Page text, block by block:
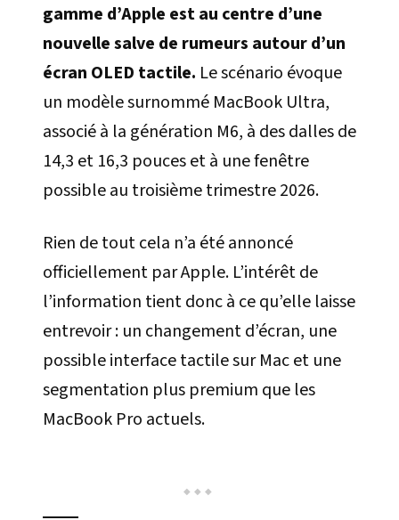
gamme d’Apple est au centre d’une
nouvelle salve de rumeurs autour d’un
écran OLED tactile. Le scénario évoque
un modèle surnommé MacBook Ultra,
associé à la génération M6, à des dalles de
14,3 et 16,3 pouces et à une fenêtre
possible au troisième trimestre 2026.
Rien de tout cela n’a été annoncé
officiellement par Apple. L’intérêt de
l’information tient donc à ce qu’elle laisse
entrevoir : un changement d’écran, une
possible interface tactile sur Mac et une
segmentation plus premium que les
MacBook Pro actuels.